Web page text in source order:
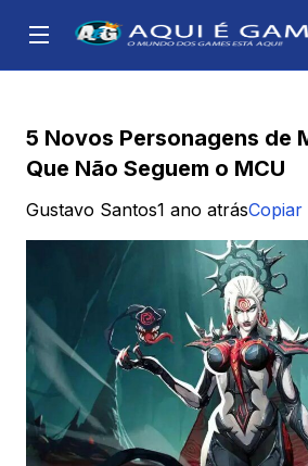
5 Novos Personagens de
Que Não Seguem o MCU
Gustavo Santos1 ano atrásCopiar